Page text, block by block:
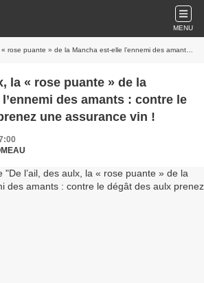
MENU
de la Mancha est-elle l’ennemi des amants : contre le dégât des aulx prenez une assurance vin !
la « rose puante » de la
des amants : contre le
une assurance vin !